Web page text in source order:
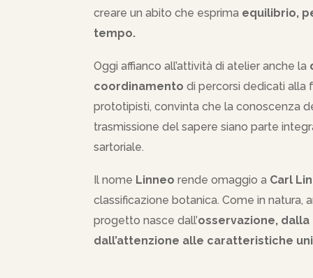
creare un abito che esprima equilibrio,
tempo.
Oggi affianco all’attività di atelier anche la
coordinamento di percorsi dedicati alla
prototipisti, convinta che la conoscenza
trasmissione del sapere siano parte
sartoriale.
Il nome Linneo rende omaggio a Carl
classificazione botanica. Come in natura,
progetto nasce dall’osservazione,
dall’attenzione alle caratteristiche